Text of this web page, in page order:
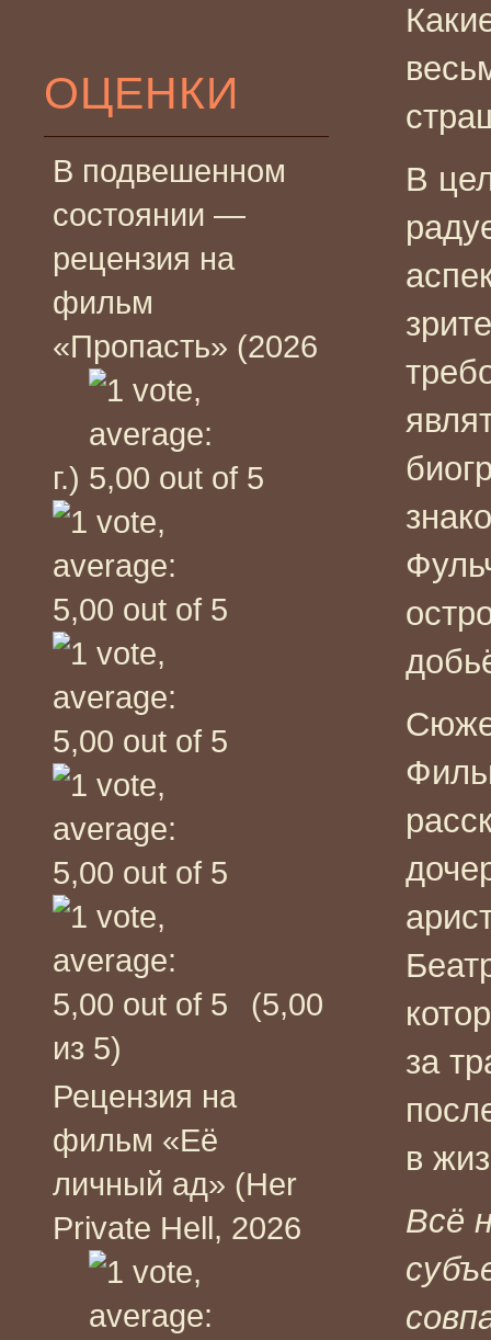
ОЦЕНКИ
В подвешенном
состоянии —
рецензия на
фильм
«Пропасть» (2026
г.)
(5,00
из 5)
Рецензия на
фильм «Её
личный ад» (Her
Private Hell, 2026
В
за
в
Всё